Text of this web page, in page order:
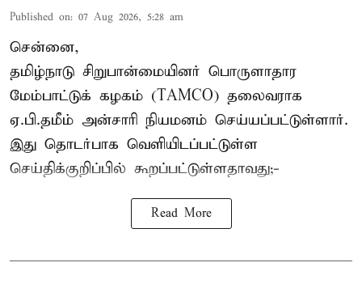
Published on: 07 Aug 2026, 5:28 am
சென்னை,
தமிழ்நாடு சிறுபான்மையினர் பொருளாதார
மேம்பாட்டுக் கழகம் (TAMCO) தலைவராக
ஏ.பி.தமீம் அன்சாரி நியமனம் செய்யப்பட்டுள்ளார்.
இது தொடர்பாக வெளியிடப்பட்டுள்ள
செய்திக்குறிப்பில் கூறப்பட்டுள்ளதாவது;-
Read More